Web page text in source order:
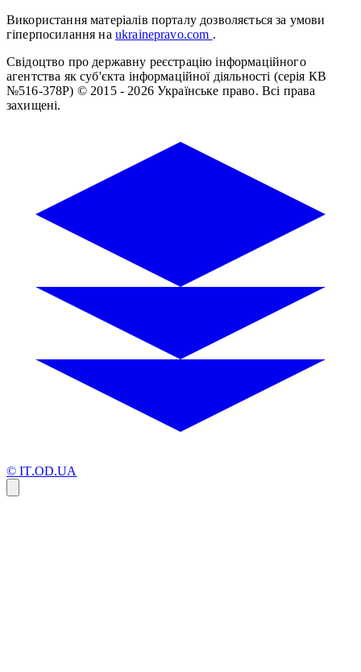
Використання матеріалів порталу дозволяється за умови
гіперпосилання на ukrainepravo.com .
Свідоцтво про державну реєстрацію інформаційного
агентства як суб'єкта інформаційної діяльності (серія КВ
№516-378Р) © 2015 - 2026 Українське право. Всі права
захищені.
© IT.OD.UA